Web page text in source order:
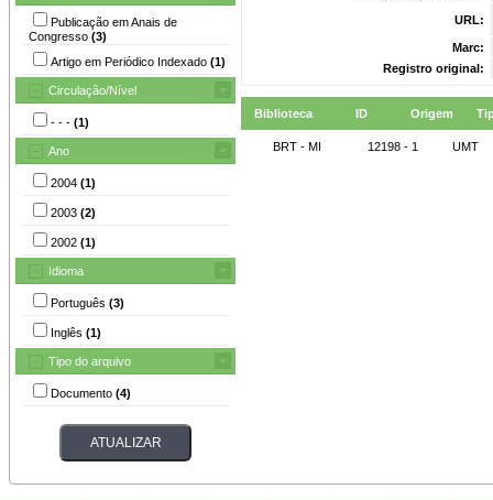
Publicação em Anais de
Congresso (3)
Artigo em Periódico Indexado (1)
Circulação/Nível
- - - (1)
Ano
2004 (1)
2003 (2)
2002 (1)
Idioma
Português (3)
Inglês (1)
Tipo do arquivo
Documento (4)
URL:
Marc:
Registro original:
Biblioteca ID Origem
BRT - MI 12198 - 1 UMT